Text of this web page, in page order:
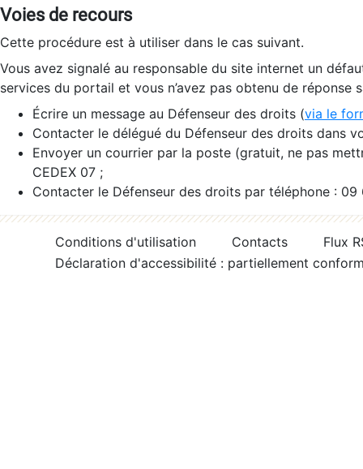
Voies de recours
Cette procédure est à utiliser dans le cas suivant.
Vous avez signalé au responsable du site internet un
services du portail et vous n’avez pas obtenu de réponse
Écrire un message au Défenseur des droits (via le
Contacter le délégué du Défenseur des droits dans
Envoyer un courrier par la poste (gratuit, ne pas
CEDEX 07 ;
Contacter le Défenseur des droits par téléphone :
Conditions d'utilisation Contacts
Flux
Déclaration d'accessibilité : partiellement